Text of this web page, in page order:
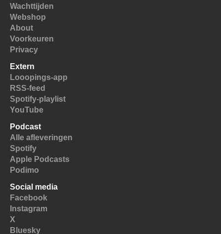
Wachttijden
Webshop
About
Voorkeuren
Privacy
Extern
Looopings-app
RSS-feed
Spotify-playlist
YouTube
Podcast
Alle afleveringen
Spotify
Apple Podcasts
Podimo
Social media
Facebook
Instagram
X
Bluesky